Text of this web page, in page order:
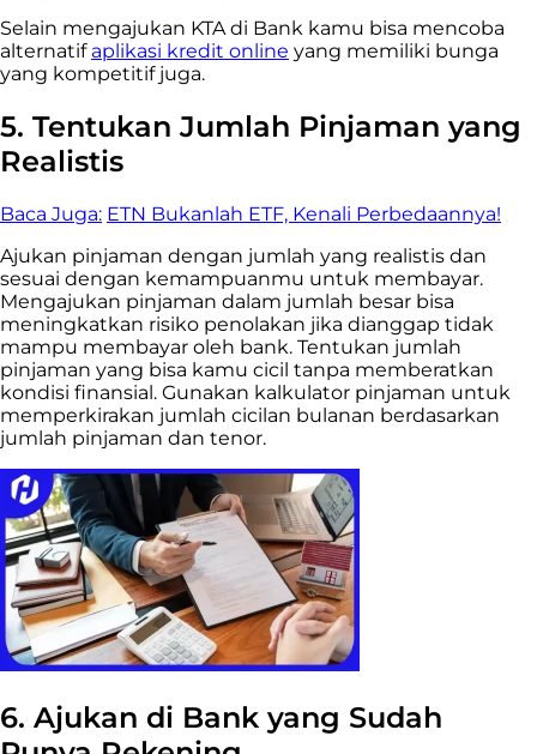
Selain mengajukan KTA di Bank kamu bisa mencoba
alternatif aplikasi kredit online yang memiliki bunga
yang kompetitif juga.
5. Tentukan Jumlah Pinjaman yang
Realistis
Baca Juga: ETN Bukanlah ETF, Kenali Perbedaannya!
Ajukan pinjaman dengan jumlah yang realistis dan
sesuai dengan kemampuanmu untuk membayar.
Mengajukan pinjaman dalam jumlah besar bisa
meningkatkan risiko penolakan jika dianggap tidak
mampu membayar oleh bank. Tentukan jumlah
pinjaman yang bisa kamu cicil tanpa memberatkan
kondisi finansial. Gunakan kalkulator pinjaman untuk
memperkirakan jumlah cicilan bulanan berdasarkan
jumlah pinjaman dan tenor.
6. Ajukan di Bank yang Sudah